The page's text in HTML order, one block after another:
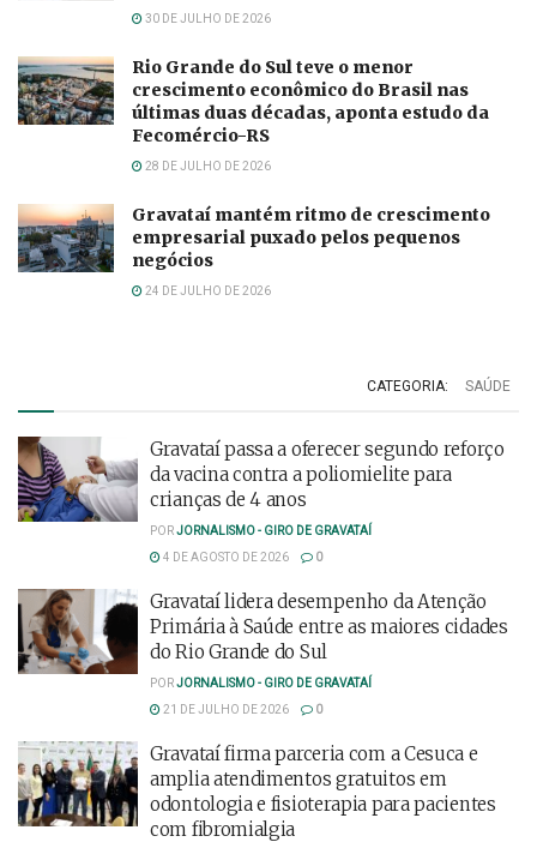
30 DE JULHO DE 2026
Rio Grande do Sul teve o menor
crescimento econômico do Brasil nas
últimas duas décadas, aponta estudo da
Fecomércio-RS
28 DE JULHO DE 2026
Gravataí mantém ritmo de crescimento
empresarial puxado pelos pequenos
negócios
24 DE JULHO DE 2026
CATEGORIA: SAÚDE
Gravataí passa a oferecer segundo reforço
da vacina contra a poliomielite para
crianças de 4 anos
PORJORNALISMO - GIRO DE GRAVATAÍ
4 DE AGOSTO DE 2026
0
Gravataí lidera desempenho da Atenção
Primária à Saúde entre as maiores cidades
do Rio Grande do Sul
PORJORNALISMO - GIRO DE GRAVATAÍ
21 DE JULHO DE 2026
0
Gravataí firma parceria com a Cesuca e
amplia atendimentos gratuitos em
odontologia e fisioterapia para pacientes
com fibromialgia